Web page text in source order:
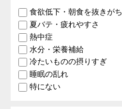
食欲低下・朝食を抜きがち
夏バテ・疲れやすさ
熱中症
水分・栄養補給
冷たいものの摂りすぎ
睡眠の乱れ
特にない